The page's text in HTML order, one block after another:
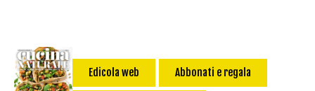
Edicola web Abbonati e regala